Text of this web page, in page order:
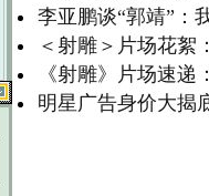
李亚鹏谈“郭靖”：
＜射雕＞片场花絮
《射雕》片场速
明星广告身价大揭